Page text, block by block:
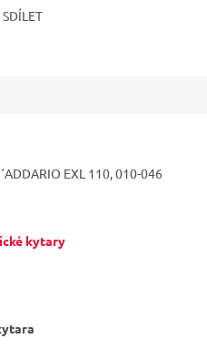
SDÍLET
EXL 110, 010-046
kytary